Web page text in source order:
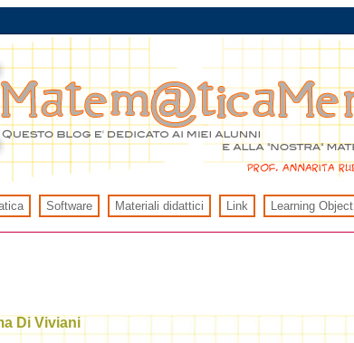
Software Materiali didattici Link Learning Object
Di Viviani